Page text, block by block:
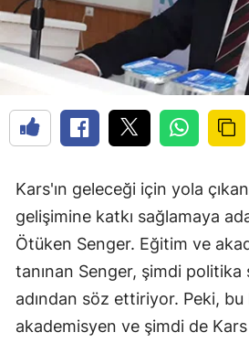
Kars'ın geleceği için yola
gelişimine katkı sağlamaya
Ötüken Senger. Eğitim ve
tanınan Senger, şimdi politika
adından söz ettiriyor. Peki, bu
akademisyen ve şimdi de